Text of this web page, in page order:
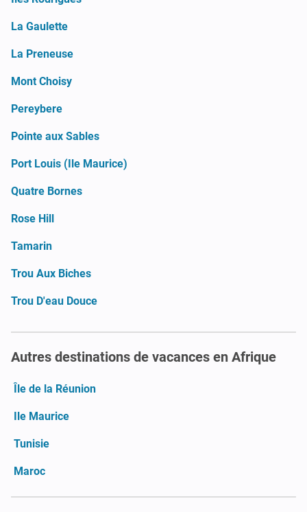
La Gaulette
La Preneuse
Mont Choisy
Pereybere
Pointe aux Sables
Port Louis (Ile Maurice)
Quatre Bornes
Rose Hill
Tamarin
Trou Aux Biches
Trou D'eau Douce
Autres destinations de vacances en Afrique
Île de la Réunion
Ile Maurice
Tunisie
Maroc